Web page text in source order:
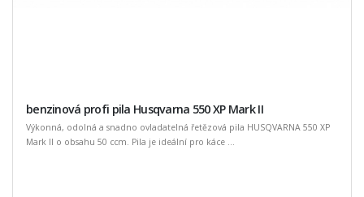
benzinová profi pila Husqvarna 550 XP Mark II
Výkonná, odolná a snadno ovladatelná řetězová pila HUSQVARNA 550 XP
Mark II o obsahu 50 ccm. Pila je ideální pro káce ...